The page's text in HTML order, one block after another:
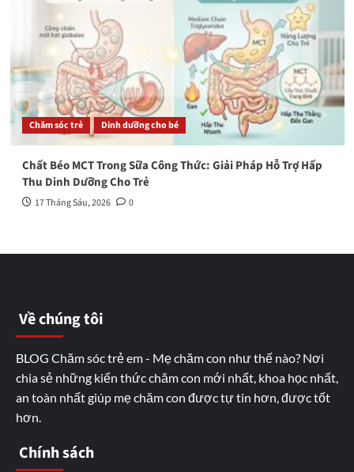
Chăm sóc trẻ Dinh dưỡng cho bé
Chất Béo MCT Trong Sữa Công Thức: Giải Pháp Hỗ Trợ Hấp
Thu Dinh Dưỡng Cho Trẻ
17 Tháng Sáu, 2026 0
Về chúng tôi
BLOG Chăm sóc trẻ em - Mẹ chăm con như thế nào? Nơi
chia sẻ những kiến thức chăm con mới nhất, khoa học nhất,
an toàn nhất giúp mẹ chăm con được tự tin hơn, được tốt
hơn.
Chính sách